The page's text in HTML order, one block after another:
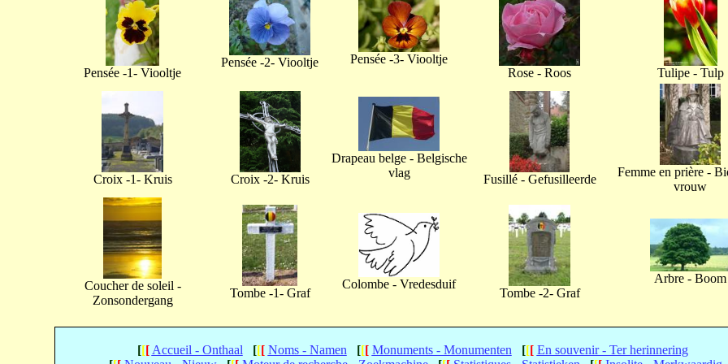
Pensée -1- Viooltje
Pensée -2- Viooltje
Pensée -3- Viooltje
Rose - Roos
Tulipe - Tulp
Croix -1- Kruis Croix -2- Kruis
Drapeau belge - Belgische
vlag
Fusillé - Gefusilleerde
Femme en prière -
vrouw
Coucher de soleil -
Zonsondergang
Tombe -1- Graf
Colombe - Vredesduif
Tombe -2- Graf
Arbre - Boom
[[[ Accueil - Onthaal [[[ Noms - Namen [[[ Monuments - Monumenten [[[ En souvenir - Ter herinnering